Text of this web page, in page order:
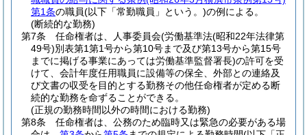
第1条の職員(以下「常勤職員」という。)の例による。
(断続的な勤務)
第7条
任命権者は、人事委員会(労働基準法(昭和22年法律第
49号)別表第1第1号から第10号まで及び第13号から第15号
までに掲げる事業にあっては労働基準監督署長)の許可を受
けて、会計年度任用職員に設備等の保全、外部との連絡及
び文書の収受を目的とする勤務その他任命権者が定める断
続的な勤務を命ずることができる。
(正規の勤務時間以外の時間における勤務)
第8条
任命権者は、公務のため臨時又は緊急の必要がある場